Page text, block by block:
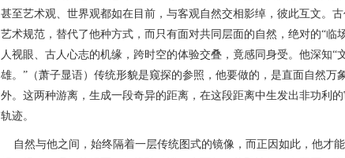
甚至艺术观、世界观都如在目前，与客观自然交相影绰，彼此互文。
艺术规范，替代了他种方式，而只有面对共同层面的自然，绝对的“临
人视眼、古人心志的机缘，跨时空的体验交叠，竟感同身受。他深知“
雄。”（萧子显语）传统形貌是窥探的参照，他要做的，是直面自然万
外。这两种游离，生成一段奇异的距离，在这段距离中生发出非功利
轨迹。
自然与他之间，始终隔着一层传统图式的镜像，而正因如此，他才